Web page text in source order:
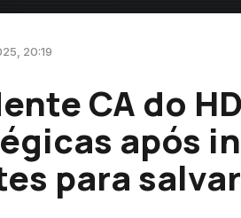
20:19
CA do
após
para